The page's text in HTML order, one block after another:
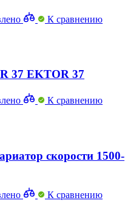
К сравнению
37 EKTOR 37
К сравнению
скорости 1500-
К сравнению